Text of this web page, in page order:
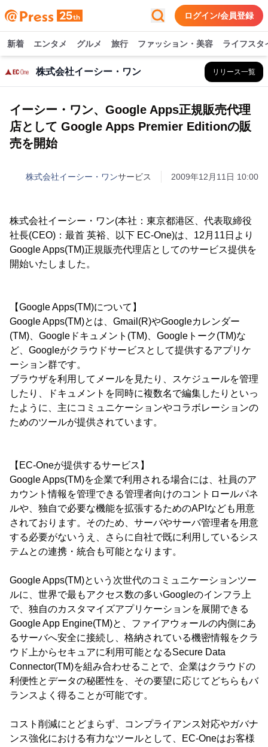
ログイン/会員登録
新着 エンタメ グルメ 旅行 ファッション・美容 ライフスタ
株式会社イーシー・ワン リリース一覧
イーシー・ワン、Google Apps正規販売代理
店として Google Apps Premier Editionの販
売を開始
株式会社イーシー・ワンサービス 2009年12月11日 10:00
株式会社イーシー・ワン(本社：東京都港区、代表取締役
社長(CEO)：最首 英裕、以下 EC-One)は、12月11日より
Google Apps(TM)正規販売代理店としてのサービス提供を
開始いたしました。
【Google Apps(TM)について】
Google Apps(TM)とは、Gmail(R)やGoogleカレンダー
(TM)、Googleドキュメント(TM)、Googleトーク(TM)な
ど、Googleがクラウドサービスとして提供するアプリケ
ーション群です。
ブラウザを利用してメールを見たり、スケジュールを管理
したり、ドキュメントを同時に複数名で編集したりといっ
たように、主にコミュニケーションやコラボレーションの
ためのツールが提供されています。
【EC-Oneが提供するサービス】
Google Apps(TM)を企業で利用される場合には、社員のア
カウント情報を管理できる管理者向けのコントロールパネ
ルや、独自で必要な機能を拡張するためのAPIなども用意
されております。そのため、サーバやサーバ管理者を用意
する必要がないうえ、さらに自社で既に利用しているシス
テムとの連携・統合も可能となります。
Google Apps(TM)という次世代のコミュニケーションツー
ルに、世界で最もアクセス数の多いGoogleのインフラ上
で、独自のカスタマイズアプリケーションを展開できる
Google App Engine(TM)と、ファイアウォールの内側にあ
るサーバへ安全に接続し、格納されている機密情報をクラ
ウド上からセキュアに利用可能となるSecure Data
Connector(TM)を組み合わせることで、企業はクラウドの
利便性とデータの秘匿性を、その要望に応じてどちらもバ
ランスよく得ることが可能です。
コスト削減にとどまらず、コンプライアンス対応やガバナ
ンス強化における有力なツールとして、EC-Oneはお客様